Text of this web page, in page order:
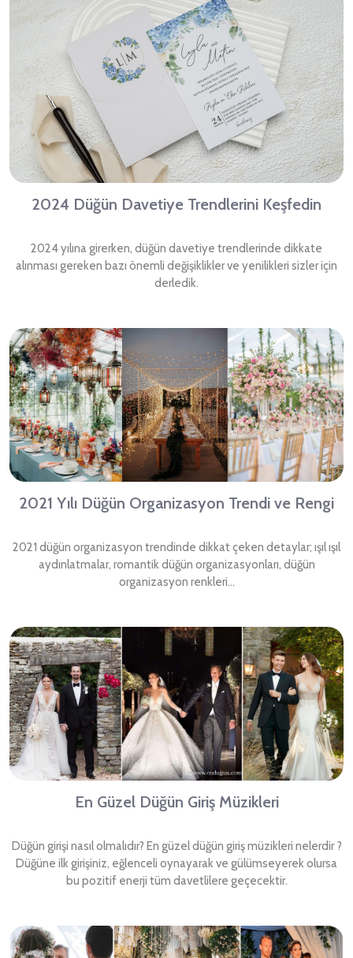
2024 Düğün Davetiye Trendlerini Keşfedin
2024 yılına girerken, düğün davetiye trendlerinde dikkate
alınması gereken bazı önemli değişiklikler ve yenilikleri sizler için
derledik.
2021 Yılı Düğün Organizasyon Trendi ve Rengi
2021 düğün organizasyon trendinde dikkat çeken detaylar; ışıl ışıl
aydınlatmalar, romantik düğün organizasyonları, düğün
organizasyon renkleri…
En Güzel Düğün Giriş Müzikleri
Düğün girişi nasıl olmalıdır? En güzel düğün giriş müzikleri nelerdir ?
Düğüne ilk girişiniz, eğlenceli oynayarak ve gülümseyerek olursa
bu pozitif enerji tüm davetlilere geçecektir.